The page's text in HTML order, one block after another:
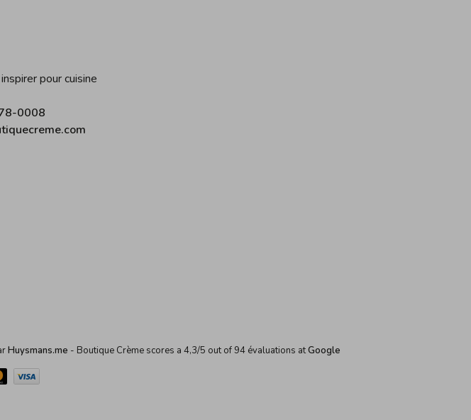
pour cuisine
0008
Huysmans.me - Boutique Crème scores a 4,3/5 out of94 évaluations atGoogle